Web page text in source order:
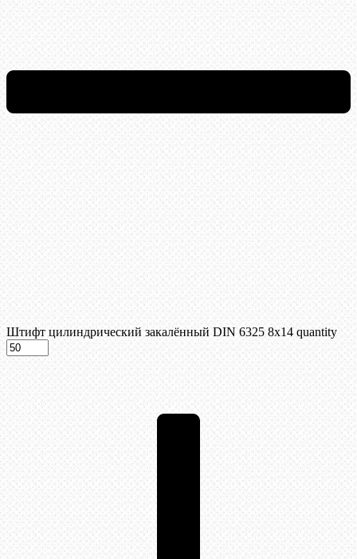
Штифт цилиндрический закалённый DIN 6325 8х14 quantity